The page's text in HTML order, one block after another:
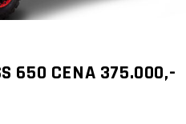
650 CENA 375.000,-